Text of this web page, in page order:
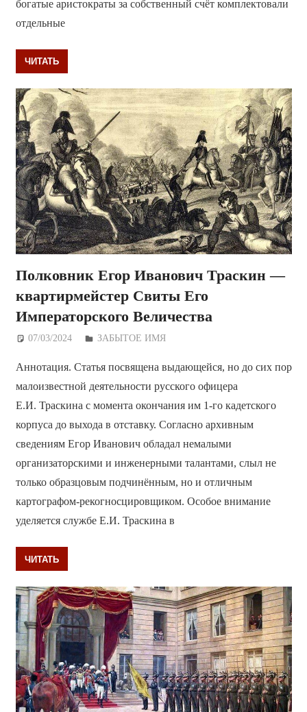
богатые аристократы за собственный счёт комплектовали
отдельные
ЧИТАТЬ
Полковник Егор Иванович Траскин —
квартирмейстер Свиты Его
Императорского Величества
07/03/2024 Дежурный по Редакции
ЗАБЫТОЕ ИМЯ
Аннотация. Статья посвящена выдающейся, но до сих пор
малоизвестной деятельности русского офицера
Е.И. Траскина с момента окончания им 1-го кадетского
корпуса до выхода в отставку. Согласно архивным
сведениям Егор Иванович обладал немалыми
организаторскими и инженерными талантами, слыл не
только образцовым подчинённым, но и отличным
картографом-рекогносцировщиком. Особое внимание
уделяется службе Е.И. Траскина в
ЧИТАТЬ